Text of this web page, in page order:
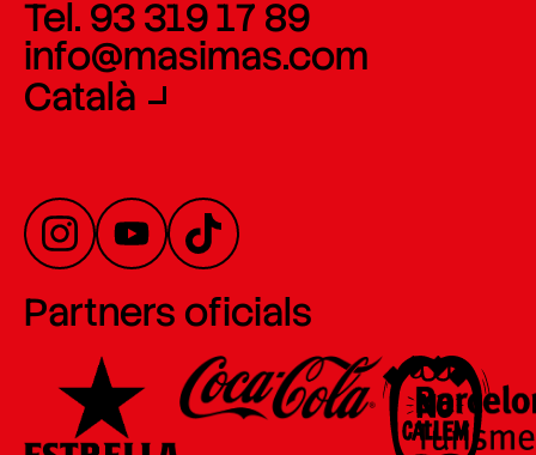
Tel. 93 319 17 89
info@masimas.com
Català
Partners oficials